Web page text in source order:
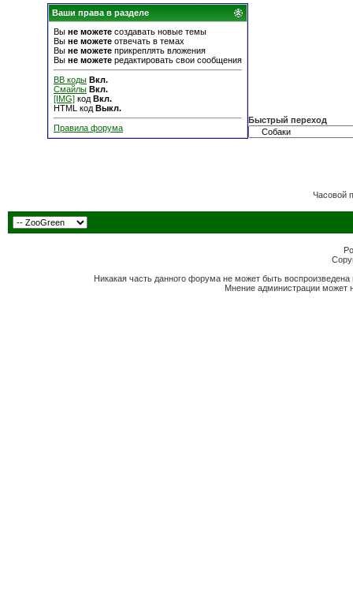
Ваши права в разделе
Вы не можете создавать новые темы
Вы не можете отвечать в темах
Вы не можете прикреплять вложения
Вы не можете редактировать свои сообщения
BB коды Вкл.
Смайлы Вкл.
[IMG] код Вкл.
HTML код Выкл.
Правила форума
Быстрый переход
Часовой
Никакая часть данного форума не может быть
Мнение администрации может